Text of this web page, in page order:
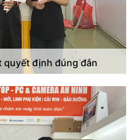
quyết định đúng đắn